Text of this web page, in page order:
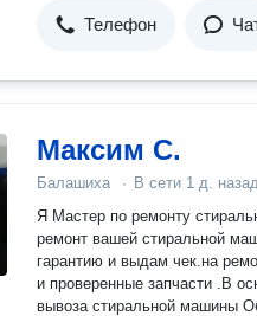
Телефон
Максим С.
Балашиха · В сети 1 д.
Я Мастер по ремонту
ремонт вашей стиральной
гарантию и выдам чек.на
и проверенные запчасти .В основном ремонт
вывоза стиральной машины Обращайтесь буду рад помочь .